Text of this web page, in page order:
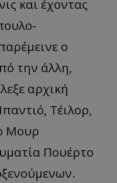
και έχοντας
ο
την άλλη,
αρχική
Τέιλορ,
Μουρ
Πουέρτο